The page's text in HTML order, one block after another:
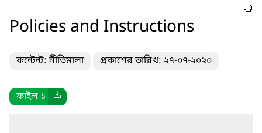
Policies and Instructions
কন্টেন্ট: নীতিমালা প্রকাশের তারিখ: ২৭-০৭-২০২০
ফাইল ১